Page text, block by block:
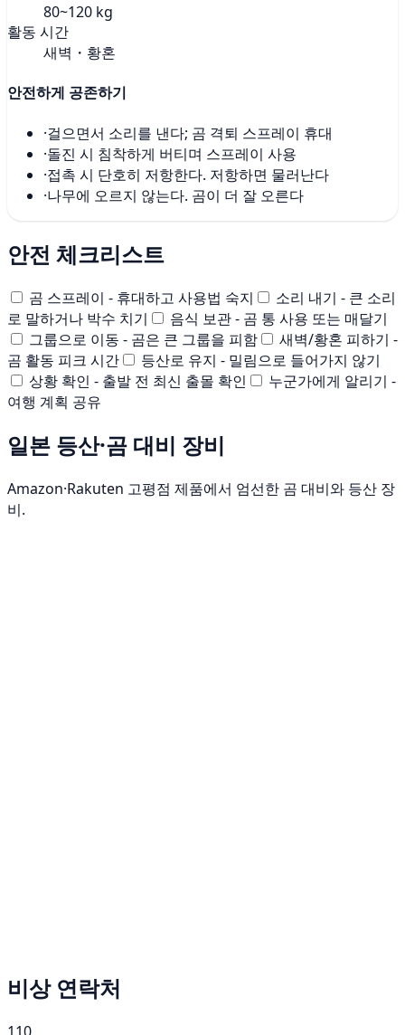
80~120 kg
활동 시간
새벽・황혼
안전하게 공존하기
·걸으면서 소리를 낸다; 곰 격퇴 스프레이 휴대
·돌진 시 침착하게 버티며 스프레이 사용
·접촉 시 단호히 저항한다. 저항하면 물러난다
·나무에 오르지 않는다. 곰이 더 잘 오른다
안전 체크리스트
곰 스프레이 - 휴대하고 사용법 숙지
소리 내기 - 큰 소리
로 말하거나 박수 치기
음식 보관 - 곰 통 사용 또는 매달기
그룹으로 이동 - 곰은 큰 그룹을 피함
새벽/황혼 피하기 -
곰 활동 피크 시간
등산로 유지 - 밀림으로 들어가지 않기
상황 확인 - 출발 전 최신 출몰 확인
누군가에게 알리기 -
여행 계획 공유
일본 등산·곰 대비 장비
Amazon·Rakuten 고평점 제품에서 엄선한 곰 대비와 등산 장
비.
비상 연락처